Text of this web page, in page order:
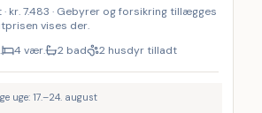
· kr. 7.483 · Gebyrer og forsikring tillægges
vises der.
4 vær. 2 bad
2 husdyr tilladt
uge: 17.–24. august